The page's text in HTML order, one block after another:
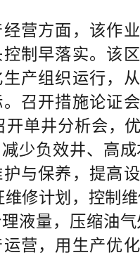
方面，该作业
制早落实。该
产组织运行，
召开措施论证
开单井分析会，
少负效井、高成
与保养，提高
维修计划，控制
液量，压缩油
营，用生产优